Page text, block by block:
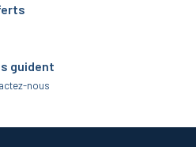
guident
nous